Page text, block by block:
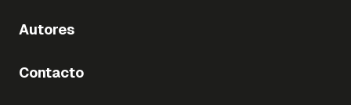
Autores
Contacto